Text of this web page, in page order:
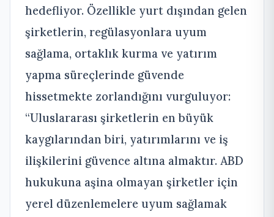
hedefliyor. Özellikle yurt dışından gelen
şirketlerin, regülasyonlara uyum
sağlama, ortaklık kurma ve yatırım
yapma süreçlerinde güvende
hissetmekte zorlandığını vurguluyor:
“Uluslararası şirketlerin en büyük
kaygılarından biri, yatırımlarını ve iş
ilişkilerini güvence altına almaktır. ABD
hukukuna aşina olmayan şirketler için
yerel düzenlemelere uyum sağlamak